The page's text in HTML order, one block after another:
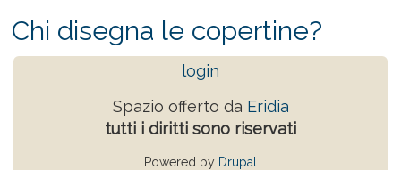
Chi disegna le copertine?
login
Spazio offerto da Eridia
tutti i diritti sono riservati
Powered by Drupal